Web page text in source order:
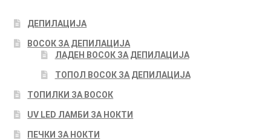
ДЕПИЛАЦИЈА
ВОСОК ЗА ДЕПИЛАЦИЈА
ЛАДЕН ВОСОК ЗА ДЕПИЛАЦИЈА
ТОПОЛ ВОСОК ЗА ДЕПИЛАЦИЈА
ТОПИЛКИ ЗА ВОСОК
UV LED ЛАМБИ ЗА НОКТИ
ПЕЧКИ ЗА НОКТИ